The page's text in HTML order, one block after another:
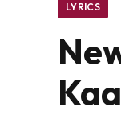
LYRICS